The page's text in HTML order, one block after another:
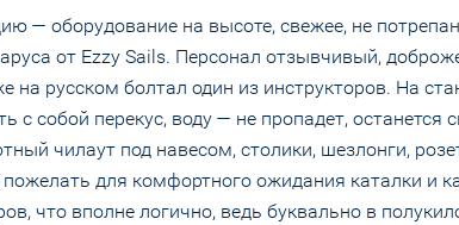
— оборудование на высоте, свежее, не
от Ezzy Sails. Персонал отзывчивый,
на русском болтал один из инструкторов. На
с собой перекус, воду — не пропадет,
чилаут под навесом, столики, шезлонги,
для комфортного ожидания каталки и
что вполне логично, ведь буквально в